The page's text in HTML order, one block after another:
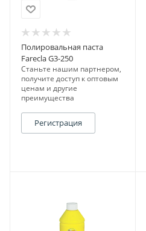
Полировальная паста
Farecla G3-250
Станьте нашим партнером,
получите доступ к оптовым
ценам и другие
преимущества
Регистрация